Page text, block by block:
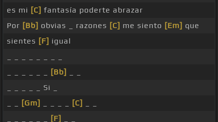
es mi [C] fantasía poderte abrazar
Por [Bb] obvias _ razones [C] me siento [Em] que
sientes [F] igual
[Bb]
_ _ _ _ _ Si _
[Gm] [C]
[F]